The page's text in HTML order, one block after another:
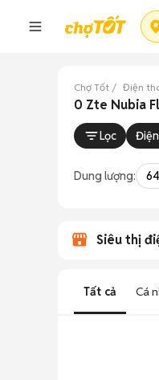
Chợ Tốt Điện
0 Zte Nubia
Lọc
Dung lượng:
Siêu thị
Tất cả Cá